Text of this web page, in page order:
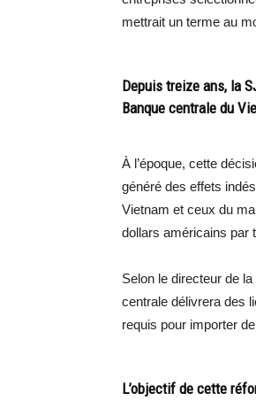
mettrait un terme au
Depuis treize ans, la
Banque centrale du
À l’époque, cette
généré des effets
Vietnam et ceux du
dollars américains par
Selon le directeur de
centrale délivrera des
requis pour importer
L’objectif de cette